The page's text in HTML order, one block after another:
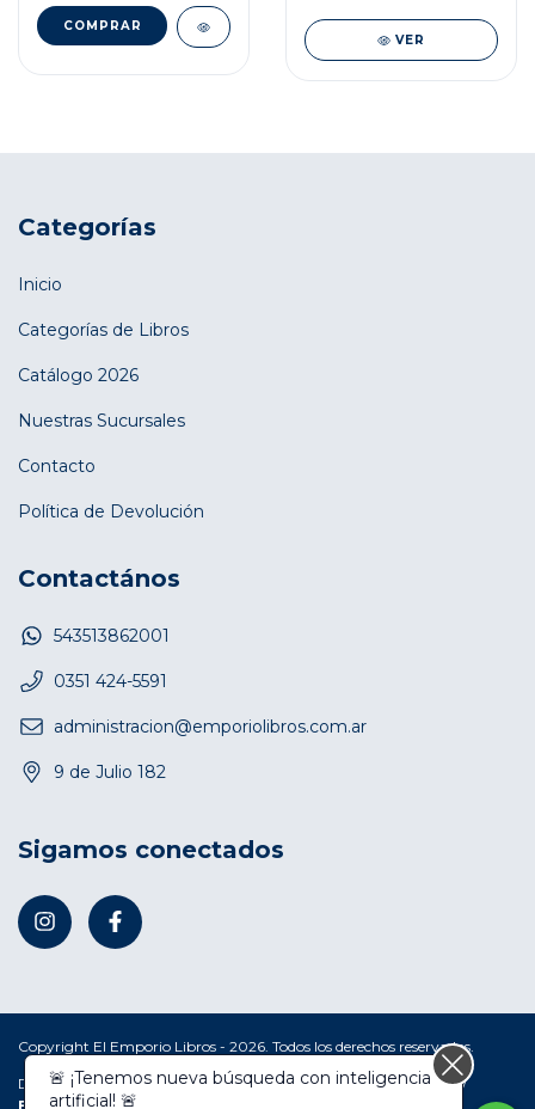
VER
Categorías
Inicio
Categorías de Libros
Catálogo 2026
Nuestras Sucursales
Contacto
Política de Devolución
Contactános
543513862001
0351 424-5591
administracion@emporiolibros.com.ar
9 de Julio 182
Sigamos conectados
Copyright El Emporio Libros - 2026. Todos los derechos reservados.
Defensa de las y los consumidores. Para reclamos ingresá acá. /
🚨 ¡Tenemos nueva búsqueda con inteligencia
artificial! 🚨